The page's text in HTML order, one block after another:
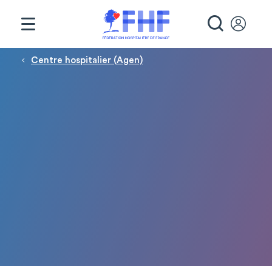
Fil d'Ariane
Centre hospitalier (Agen)
Panneau de gestion des cookies